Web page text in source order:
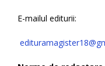
E-mailul editurii: